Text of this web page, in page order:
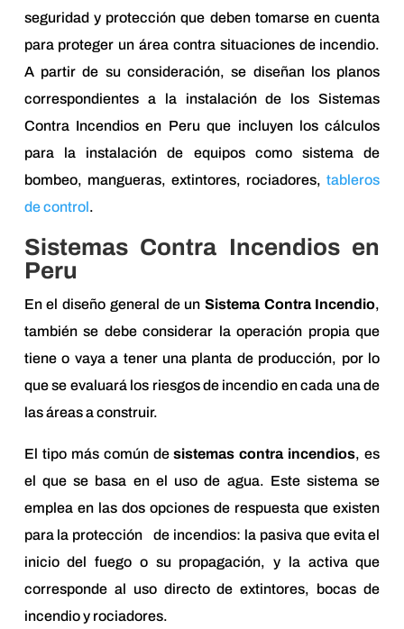
seguridad y protección que deben tomarse en cuenta
para proteger un área contra situaciones de incendio.
A partir de su consideración, se diseñan los planos
correspondientes a la instalación de los Sistemas
Contra Incendios en Peru que incluyen los cálculos
para la instalación de equipos como sistema de
bombeo, mangueras, extintores, rociadores,tableros
de control.
Sistemas Contra Incendios en
Peru
En el diseño general de un Sistema Contra Incendio,
también se debe considerar la operación propia que
tiene o vaya a tener una planta de producción, por lo
que se evaluará los riesgos de incendio en cada una de
las áreas a construir.
El tipo más común desistemas contra incendios, es
el que se basa en el uso de agua. Este sistema se
emplea en las dos opciones de respuesta que existen
para la protección de incendios: la pasiva que evita el
inicio del fuego o su propagación, y la activa que
corresponde al uso directo de extintores, bocas de
incendio y rociadores.